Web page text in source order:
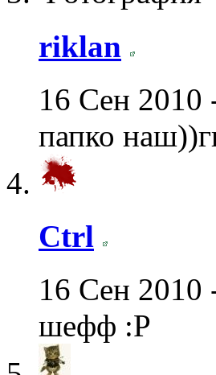
riklan
16 Сен 2010
папко
Ctrl
16 Сен 2010
шефф :Р